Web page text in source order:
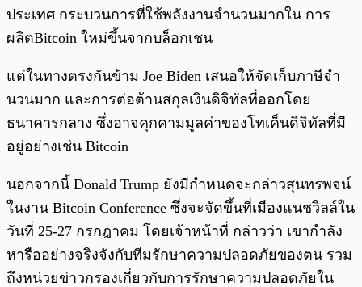
ประเทศ กระบวนการที่ใช้พลังงานจํานวนมากใน การ
ผลิตBitcoin ใหม่ขึ้นจากบล็อกเชน
แต่ในทางตรงกันข้าม Joe Biden เสนอให้จัดเก็บภาษีจํา
นวนมาก และการต่อต้านสกุลเงินดิจิทัลที่ออกโดย
ธนาคารกลาง ซึ่งอาจคุกคามมูลค่าของโทเค็นดิจิทัลที่มี
อยู่อย่างเช่น Bitcoin
นอกจากนี้ Donald Trump ยังมีกำหนดจะกล่าวสุนทรพจน์
ในงาน Bitcoin Conference ซึ่งจะจัดขึ้นที่เมืองแนชวิลล์ใน
วันที่ 25-27 กรกฎาคม โดยเจ้าหน้าที่ กล่าวว่า เขากำลัง
หารืออย่างจริงจังกับทีมรักษาความปลอดภัยของตน รวม
ถึงหน่วยข่าวกรองเกี่ยวกับการรักษาความปลอดภัยใน